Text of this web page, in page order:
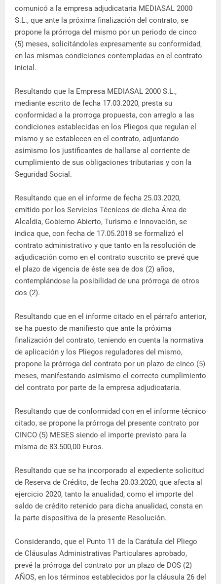
comunicó a la empresa adjudicataria MEDIASAL 2000
S.L., que ante la próxima finalización del contrato, se
propone la prórroga del mismo por un periodo de cinco
(5) meses, solicitándoles expresamente su conformidad,
en las mismas condiciones contempladas en el contrato
inicial.
Resultando que la Empresa MEDIASAL 2000 S.L.,
mediante escrito de fecha 17.03.2020, presta su
conformidad a la prorroga propuesta, con arreglo a las
condiciones establecidas en los Pliegos que regulan el
mismo y se establecen en el contrato, adjuntando
asimismo los justificantes de hallarse al corriente de
cumplimiento de sus obligaciones tributarias y con la
Seguridad Social.
Resultando que en el informe de fecha 25.03.2020,
emitido por los Servicios Técnicos de dicha Área de
Alcaldía, Gobierno Abierto, Turismo e Innovación, se
indica que, con fecha de 17.05.2018 se formalizó el
contrato administrativo y que tanto en la resolución de
adjudicación como en el contrato suscrito se prevé que
el plazo de vigencia de éste sea de dos (2) años,
contemplándose la posibilidad de una prórroga de otros
dos (2).
Resultando que en el informe citado en el párrafo anterior,
se ha puesto de manifiesto que ante la próxima
finalización del contrato, teniendo en cuenta la normativa
de aplicación y los Pliegos reguladores del mismo,
propone la prórroga del contrato por un plazo de cinco (5)
meses, manifestando asimismo el correcto cumplimiento
del contrato por parte de la empresa adjudicataria.
Resultando que de conformidad con en el informe técnico
citado, se propone la prórroga del presente contrato por
CINCO (5) MESES siendo el importe previsto para la
misma de 83.500,00 Euros.
Resultando que se ha incorporado al expediente solicitud
de Reserva de Crédito, de fecha 20.03.2020, que afecta al
ejercicio 2020, tanto la anualidad, como el importe del
saldo de crédito retenido para dicha anualidad, consta en
la parte dispositiva de la presente Resolución.
Considerando, que el Punto 11 de la Carátula del Pliego
de Cláusulas Administrativas Particulares aprobado,
prevé la prórroga del contrato por un plazo de DOS (2)
AÑOS, en los términos establecidos por la cláusula 26 del